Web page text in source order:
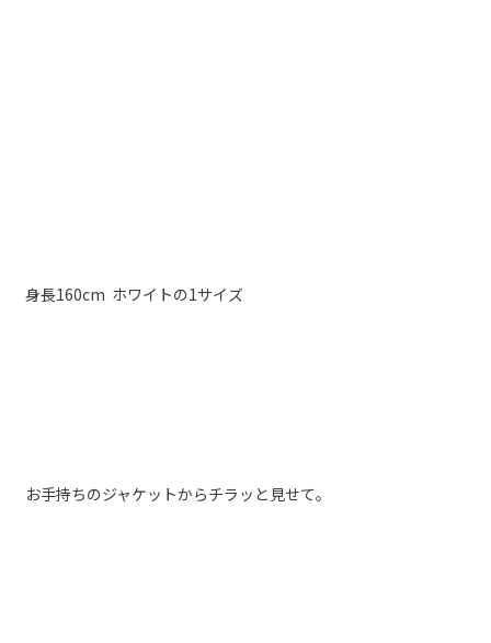
身長160cm ホワイトの1サイズ
お手持ちのジャケットからチラッと見せて。